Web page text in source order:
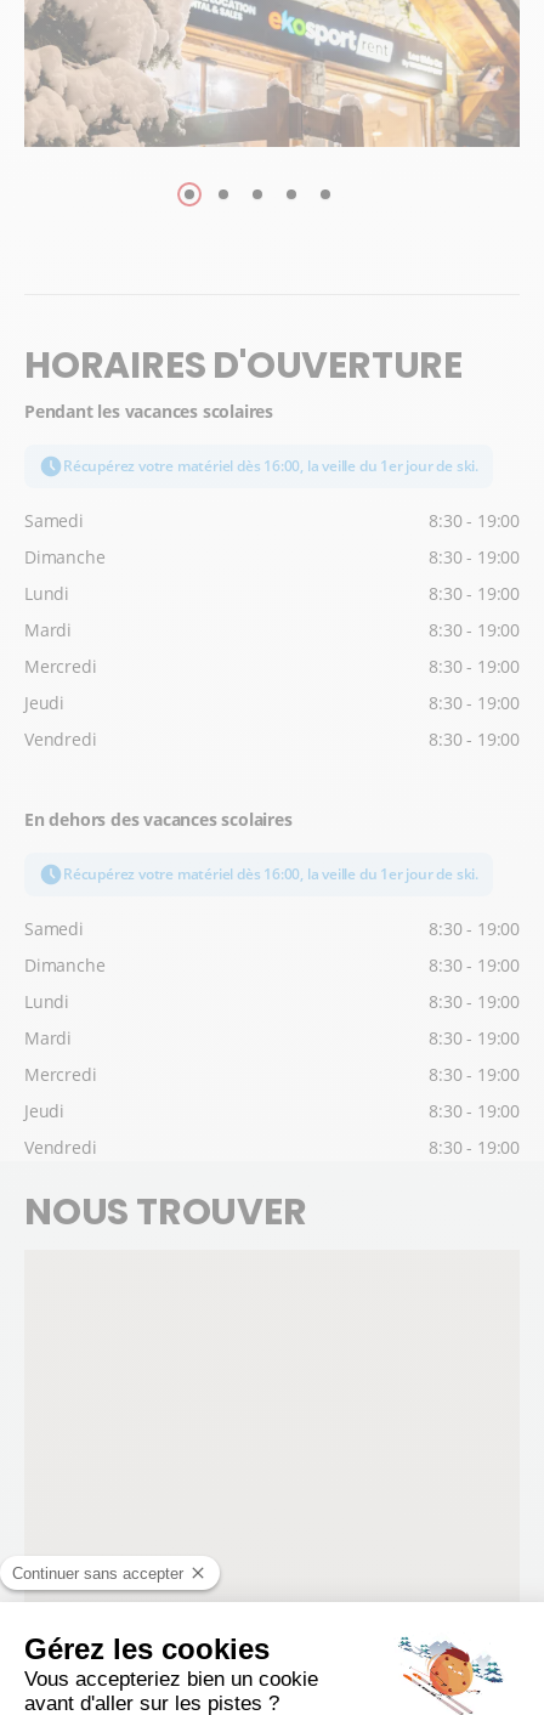
HORAIRES D'OUVERTURE
Pendant les vacances scolaires
Récupérez votre matériel dès 16:00, la veille du 1er jour de ski.
Samedi
8:30 - 19:00
Dimanche
8:30 - 19:00
Lundi
8:30 - 19:00
Mardi
8:30 - 19:00
Mercredi
8:30 - 19:00
Jeudi
8:30 - 19:00
Vendredi
8:30 - 19:00
En dehors des vacances scolaires
Récupérez votre matériel dès 16:00, la veille du 1er jour de ski.
Samedi
8:30 - 19:00
Dimanche
8:30 - 19:00
Lundi
8:30 - 19:00
Mardi
8:30 - 19:00
Mercredi
8:30 - 19:00
Jeudi
8:30 - 19:00
Vendredi
8:30 - 19:00
NOUS TROUVER